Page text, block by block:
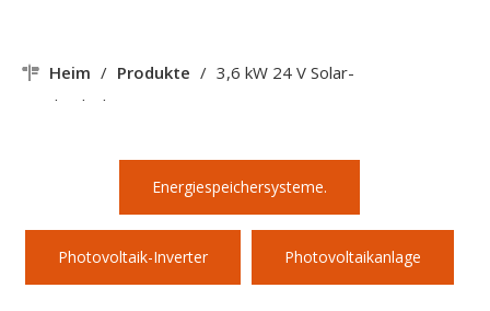
Heim / Produkte / 3,6 kW 24 V Solar-
Wechselrichter
Energiespeichersysteme.
Photovoltaik-Inverter Photovoltaikanlage